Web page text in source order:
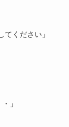
ください」
」